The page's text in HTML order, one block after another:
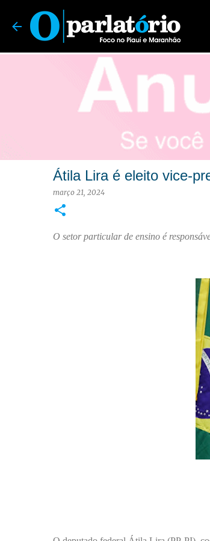
O Parlatório | Foco no Piauí e Maranhão
Átila Lira é eleito vice-
março 21, 2024
O setor particular de ensino é